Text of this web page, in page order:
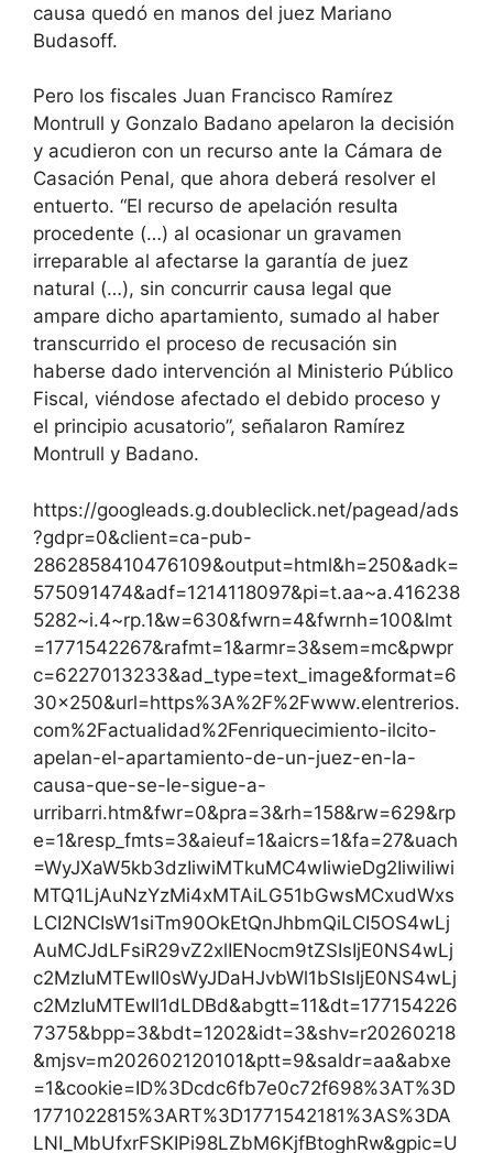
causa quedó en manos del juez Mariano
Budasoff.
Pero los fiscales Juan Francisco Ramírez
Montrull y Gonzalo Badano apelaron la decisión
y acudieron con un recurso ante la Cámara de
Casación Penal, que ahora deberá resolver el
entuerto. “El recurso de apelación resulta
procedente (…) al ocasionar un gravamen
irreparable al afectarse la garantía de juez
natural (…), sin concurrir causa legal que
ampare dicho apartamiento, sumado al haber
transcurrido el proceso de recusación sin
haberse dado intervención al Ministerio Público
Fiscal, viéndose afectado el debido proceso y
el principio acusatorio”, señalaron Ramírez
Montrull y Badano.
https://googleads.g.doubleclick.net/pagead/ads
?gdpr=0&client=ca-pub-
2862858410476109&output=html&h=250&adk=
575091474&adf=1214118097&pi=t.aa~a.416238
5282~i.4~rp.1&w=630&fwrn=4&fwrnh=100&lmt
=1771542267&rafmt=1&armr=3&sem=mc&pwpr
c=6227013233&ad_type=text_image&format=6
30×250&url=https%3A%2F%2Fwww.elentrerios.
com%2Factualidad%2Fenriquecimiento-ilcito-
apelan-el-apartamiento-de-un-juez-en-la-
causa-que-se-le-sigue-a-
urribarri.htm&fwr=0&pra=3&rh=158&rw=629&rp
e=1&resp_fmts=3&aieuf=1&aicrs=1&fa=27&uach
=WyJXaW5kb3dzIiwiMTkuMC4wIiwieDg2IiwiIiwi
MTQ1LjAuNzYzMi4xMTAiLG51bGwsMCxudWxs
LCI2NCIsW1siTm90OkEtQnJhbmQiLCI5OS4wLj
AuMCJdLFsiR29vZ2xlIENocm9tZSIsIjE0NS4wLj
c2MzIuMTEwIl0sWyJDaHJvbWl1bSIsIjE0NS4wLj
c2MzIuMTEwIl1dLDBd&abgtt=11&dt=177154226
7375&bpp=3&bdt=1202&idt=3&shv=r20260218
&mjsv=m202602120101&ptt=9&saldr=aa&abxe
=1&cookie=ID%3Dcdc6fb7e0c72f698%3AT%3D
1771022815%3ART%3D1771542181%3AS%3DA
LNI_MbUfxrFSKIPi98LZbM6KjfBtoghRw&gpic=U